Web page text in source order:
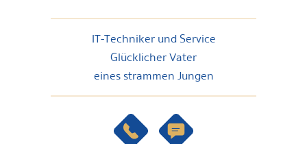
IT-Techniker und Service
Glücklicher Vater
eines strammen Jungen